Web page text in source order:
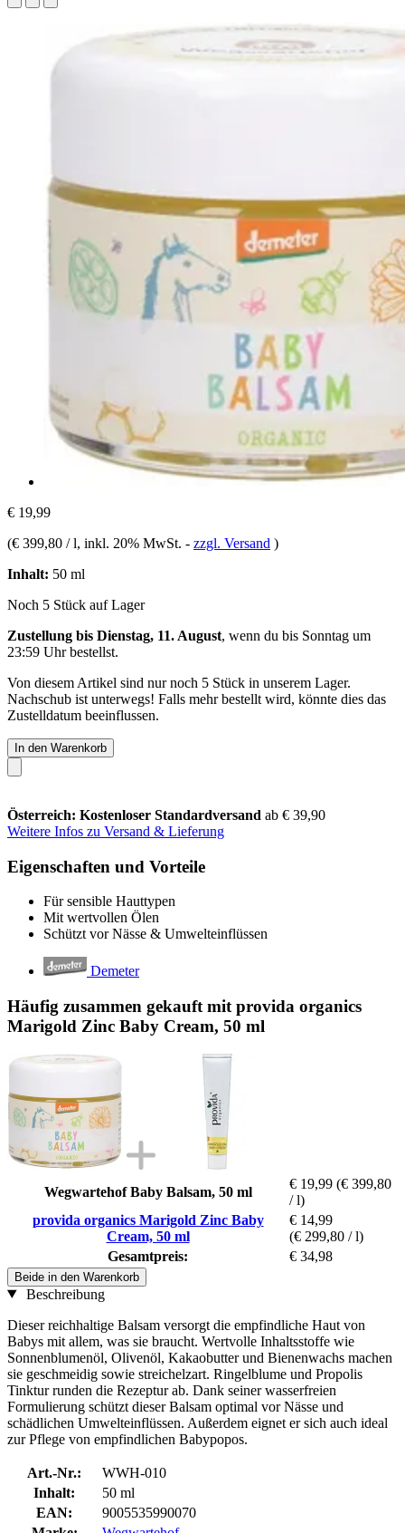
€ 19,99
(€ 399,80 / l, inkl. 20% MwSt. - zzgl. Versand )
Inhalt: 50 ml
Noch 5 Stück auf Lager
Zustellung bis Dienstag, 11. August, wenn du bis Sonntag um
23:59 Uhrbestellst.
Von diesem Artikel sind nur noch 5 Stück in unserem Lager.
Nachschub ist unterwegs! Falls mehr bestellt wird, könnte dies das
Zustelldatum beeinflussen.
In den Warenkorb
Österreich: Kostenloser Standardversand ab € 39,90
Weitere Infos zu Versand & Lieferung
Eigenschaften und Vorteile
Für sensible Hauttypen
Mit wertvollen Ölen
Schützt vor Nässe & Umwelteinflüssen
Demeter
Häufig zusammen gekauft mit provida organics
Marigold Zinc Baby Cream, 50 ml
Wegwartehof Baby Balsam, 50 ml
€ 19,99 (€ 399,80
/ l)
provida organics Marigold Zinc Baby
Cream, 50 ml
€ 14,99
(€ 299,80 / l)
Gesamtpreis:
€ 34,98
Beide in den Warenkorb
Beschreibung
Dieser reichhaltige Balsam versorgt die empfindliche Haut von
Babys mit allem, was sie braucht. Wertvolle Inhaltsstoffe wie
Sonnenblumenöl, Olivenöl, Kakaobutter und Bienenwachs machen
sie geschmeidig sowie streichelzart. Ringelblume und Propolis
Tinktur runden die Rezeptur ab. Dank seiner wasserfreien
Formulierung schützt dieser Balsam optimal vor Nässe und
schädlichen Umwelteinflüssen. Außerdem eignet er sich auch ideal
zur Pflege von empfindlichen Babypopos.
Art.-Nr.:
WWH-010
Inhalt:
50 ml
EAN:
9005535990070